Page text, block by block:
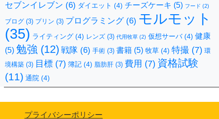
セブンイレブン (6) ダイエット (4) チーズケーキ (5) フード (2)
ブログ (3) プリン (3) プログラミング(6) モルモット
(35) ライティング (4) レンズ (3) 代用牧草 (2) 仮想サーバ(4) 健康
(5) 勉強 (12) 戦隊 (6) 手術 (3) 書籍 (5) 牧草 (4) 特撮 (7) 環
境構築 (3) 目標 (7) 簿記 (4) 脂肪肝 (3) 費用 (7) 資格試験
(11) 通院 (4)
プライバシーポリシー